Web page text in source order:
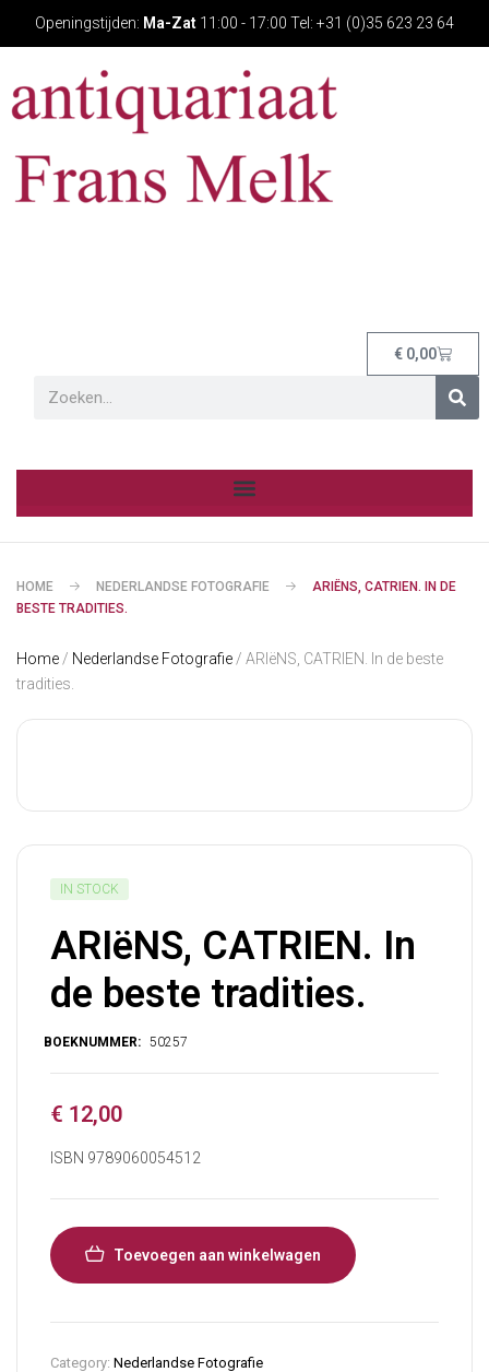
Openingstijden: Ma-Zat 11:00 - 17:00 Tel: +31 (0)35 623 23 64
€ 0,00
HOME NEDERLANDSE FOTOGRAFIE
ARIËNS, CATRIEN. IN DE
BESTE TRADITIES.
Home / Nederlandse Fotografie / ARIëNS, CATRIEN. In de beste
tradities.
IN STOCK
ARIëNS, CATRIEN. In
de beste tradities.
€ 12,00
ISBN 9789060054512
Toevoegen aan winkelwagen
Category: Nederlandse Fotografie